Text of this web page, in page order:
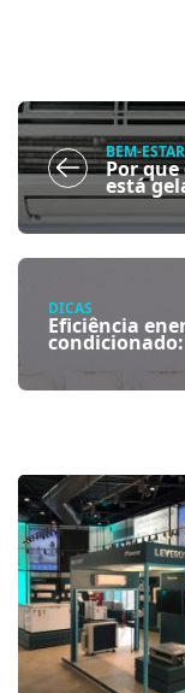
BEM-ESTAR
Por
está
DICAS
Eficiência